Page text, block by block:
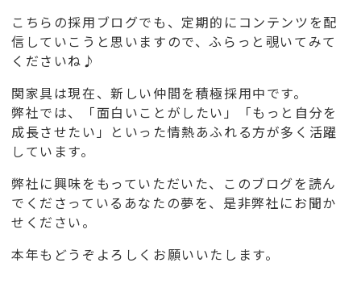
こちらの採用ブログでも、定期的にコンテンツを配
信していこうと思いますので、ふらっと覗いてみて
くださいね♪
関家具は現在、新しい仲間を積極採用中です。
弊社では、「面白いことがしたい」「もっと自分を
成長させたい」といった情熱あふれる方が多く活躍
しています。
弊社に興味をもっていただいた、このブログを読ん
でくださっているあなたの夢を、是非弊社にお聞か
せください。
本年もどうぞよろしくお願いいたします。